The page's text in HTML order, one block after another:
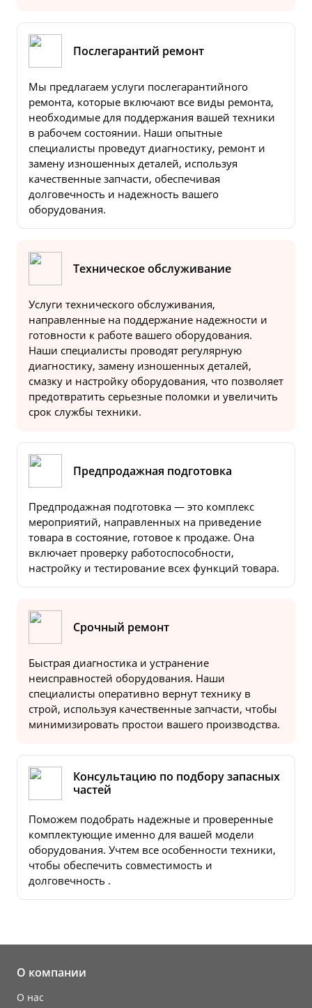
Послегарантий ремонт
Мы предлагаем услуги послегарантийного
ремонта, которые включают все виды ремонта,
необходимые для поддержания вашей техники
в рабочем состоянии. Наши опытные
специалисты проведут диагностику, ремонт и
замену изношенных деталей, используя
качественные запчасти, обеспечивая
долговечность и надежность вашего
оборудования.
Техническое обслуживание
Услуги технического обслуживания,
направленные на поддержание надежности и
готовности к работе вашего оборудования.
Наши специалисты проводят регулярную
диагностику, замену изношенных деталей,
смазку и настройку оборудования, что позволяет
предотвратить серьезные поломки и увеличить
срок службы техники.
Предпродажная подготовка
Предпродажная подготовка — это комплекс
мероприятий, направленных на приведение
товара в состояние, готовое к продаже. Она
включает проверку работоспособности,
настройку и тестирование всех функций товара.
Срочный ремонт
Быстрая диагностика и устранение
неисправностей оборудования. Наши
специалисты оперативно вернут технику в
строй, используя качественные запчасти, чтобы
минимизировать простои вашего производства.
Консультацию по подбору запасных
частей
Поможем подобрать надежные и проверенные
комплектующие именно для вашей модели
оборудования. Учтем все особенности техники,
чтобы обеспечить совместимость и
долговечность .
О компании
О нас